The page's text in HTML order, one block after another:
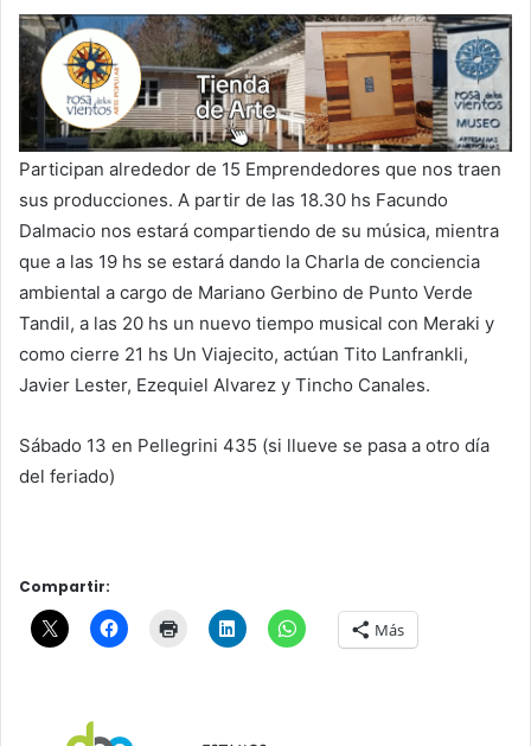
Participan alrededor de 15 Emprendedores que nos traen
sus producciones. A partir de las 18.30 hs Facundo
Dalmacio nos estará compartiendo de su música, mientra
que a las 19 hs se estará dando la Charla de conciencia
ambiental a cargo de Mariano Gerbino de Punto Verde
Tandil, a las 20 hs un nuevo tiempo musical con Meraki y
como cierre 21 hs Un Viajecito, actúan Tito Lanfrankli,
Javier Lester, Ezequiel Alvarez y Tincho Canales.
Sábado 13 en Pellegrini 435 (si llueve se pasa a otro día
del feriado)
Compartir:
Más